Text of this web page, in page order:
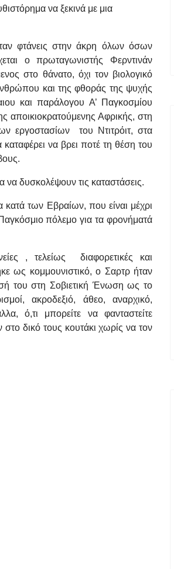
να ξεκινά με μια
φτάνεις στην άκρη όλων όσων
ο πρωταγωνιστής Φερντινάν
στο θάνατο, όχι τον βιολογικό
και της φθοράς της ψυχής
και παράλογου Α’ Παγκοσμίου
αποικιοκρατούμενης Αφρικής, στη
εργοστασίων του Ντιτρόιτ, στα
να βρει ποτέ τη θέση του
δυσκολέψουν τις καταστάσεις.
κατά των Εβραίων, που είναι μέχρι
πόλεμο για τα φρονήματά
, τελείως διαφορετικές και
ως κομμουνιστικό, ο Σαρτρ ήταν
του στη Σοβιετική Ένωση ως το
ακροδεξιό, άθεο, αναρχικό,
ό,τι μπορείτε να φανταστείτε
δικό τους κουτάκι χωρίς να τον